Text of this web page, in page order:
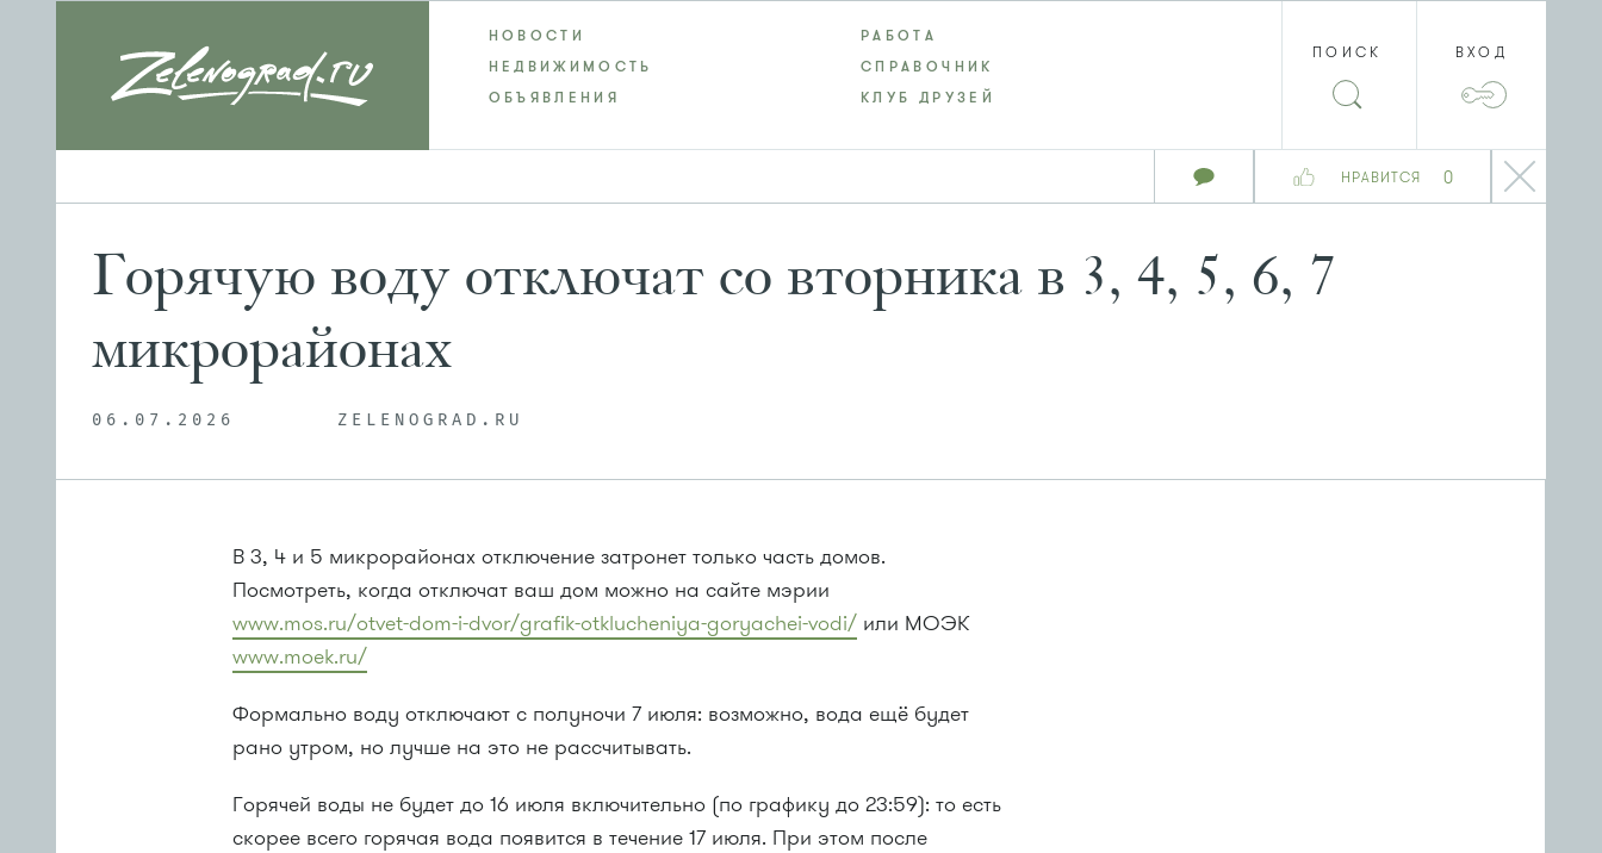
НРАВИТСЯ 0
НОВОСТИ
РАБОТА
НЕДВИЖИМОСТЬ
СПРАВОЧНИК
ОБЪЯВЛЕНИЯ
КЛУБ ДРУЗЕЙ
ПОИСК ВХОД
Горячую воду отключат со вторника в 3, 4, 5, 6, 7
микрорайонах
06.07.2026 ZELENOGRAD.RU
В 3, 4 и 5 микрорайонах отключение затронет только часть домов.
Посмотреть, когда отключат ваш дом можно на сайте мэрии
www.mos.ru/otvet-dom-i-dvor/grafik-otklucheniya-goryachei-vodi/ или МОЭК
www.moek.ru/
Формально воду отключают с полуночи 7 июля: возможно, вода ещё будет
рано утром, но лучше на это не рассчитывать.
Горячей воды не будет до 16 июля включительно (по графику до 23:59): то есть
скорее всего горячая вода появится в течение 17 июля. При этом после